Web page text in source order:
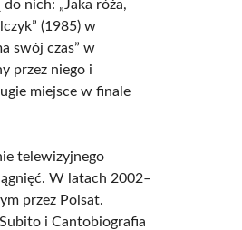
nich: „Jaka róża,
(1985) w
swój czas” w
przez niego i
miejsce w finale
telewizyjnego
W latach 2002–
przez Polsat.
i Cantobiografia